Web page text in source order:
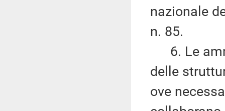
nazionale
n. 85.
6. Le
delle
ove